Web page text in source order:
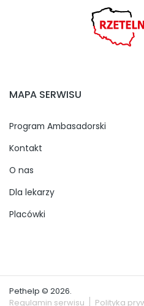
MAPA SERWISU
Program Ambasadorski
Kontakt
O nas
Dla lekarzy
Placówki
Pethelp © 2026.
Regulamin serwisu
Polityka